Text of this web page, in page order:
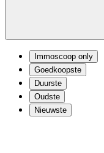
Immoscoop only
Goedkoopste
Duurste
Oudste
Nieuwste